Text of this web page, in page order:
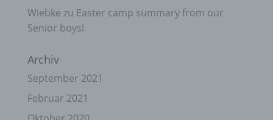
Wiebke zu Easter camp summary from our
Senior boys!
Archiv
September 2021
Februar 2021